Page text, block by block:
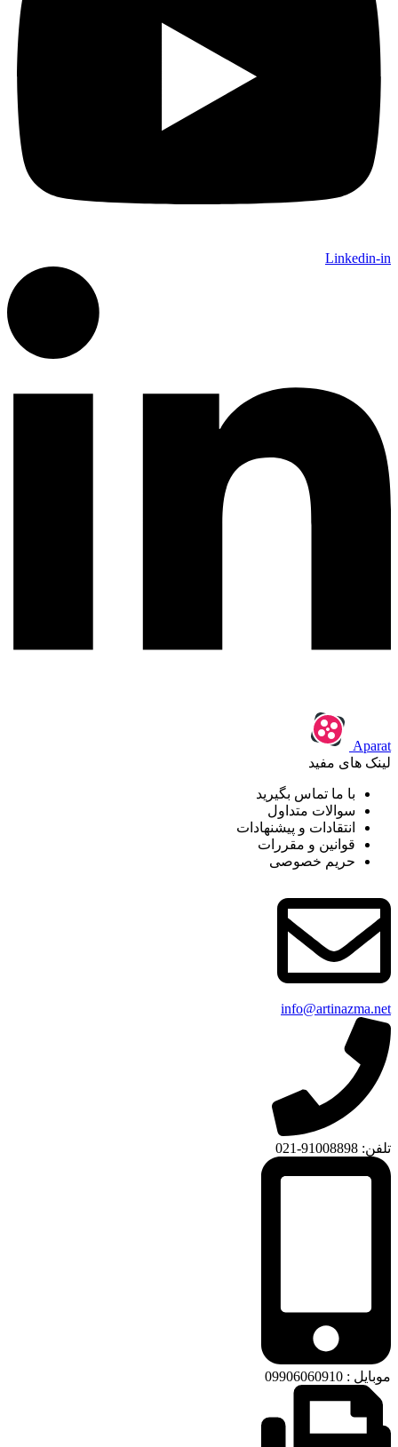
Linkedin-in
Aparat
لینک های مفید
با ما تماس بگیرید
سوالات متداول
انتقادات و پیشنهادات
قوانین و مقررات
حریم خصوصی
info@artinazma.net
تلفن: 91008898-021
موبایل : 09906060910